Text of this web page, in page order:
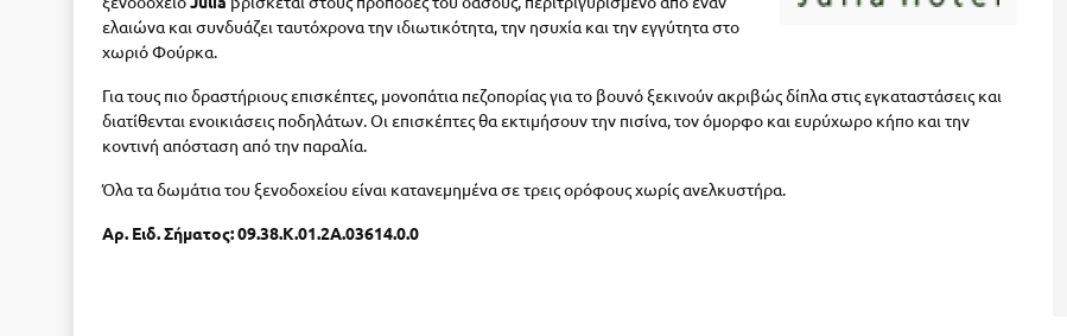
ελαιώνα και συνδυάζει ταυτόχρονα την ιδιωτικότητα, την ησυχία και την εγγύτητα στο
χωριό Φούρκα.
Για τους πιο δραστήριους επισκέπτες, μονοπάτια πεζοπορίας για το βουνό ξεκινούν ακριβώς δίπλα στις εγκαταστάσεις και
διατίθενται ενοικιάσεις ποδηλάτων. Οι επισκέπτες θα εκτιμήσουν την πισίνα, τον όμορφο και ευρύχωρο κήπο και την
κοντινή απόσταση από την παραλία.
Όλα τα δωμάτια του ξενοδοχείου είναι κατανεμημένα σε τρεις ορόφους χωρίς ανελκυστήρα.
Αρ. Ειδ. Σήματος: 09.38.Κ.01.2Α.03614.0.0